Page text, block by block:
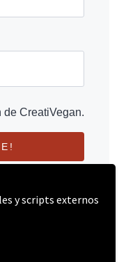
y scripts externos
CreatiVegan.